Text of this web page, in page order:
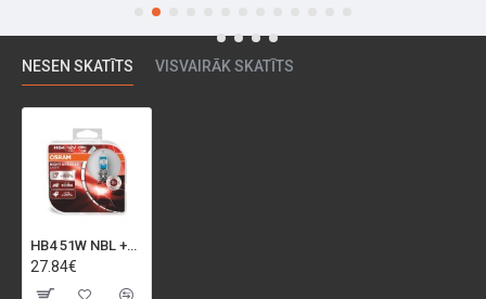
NESEN SKATĪTS VISVAIRĀK SKATĪTS
HB4 51W NBL +150% 12V HALOGĒNLAMPA OSRAM 2 GB
27.84€